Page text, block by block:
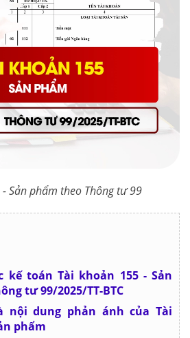
Sản phẩm theo Thông tư 99
kế toán Tài khoản 155 - Sản
tư 99/2025/TT-BTC
nội dung phản ánh của Tài
phẩm